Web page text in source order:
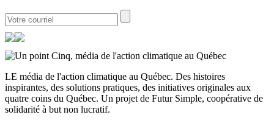
LE média de l'action climatique au Québec. Des histoires
inspirantes, des solutions pratiques, des initiatives originales aux
quatre coins du Québec. Un projet de Futur Simple, coopérative de
solidarité à but non lucratif.